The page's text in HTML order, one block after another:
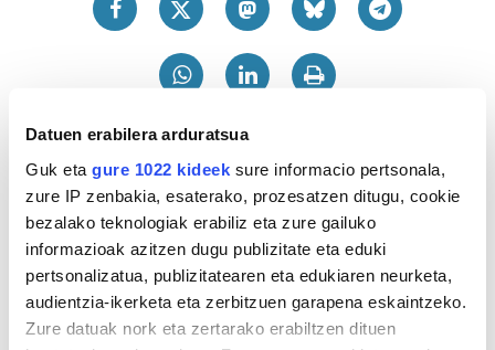
Datuen erabilera arduratsua
Guk eta gure 1022 kideek sure informacio pertsonala,
zure IP zenbakia, esaterako, prozesatzen ditugu, cookie
bezalako teknologiak erabiliz eta zure gailuko
informazioak azitzen dugu publizitate eta eduki
pertsonalizatua, publizitatearen eta edukiaren neurketa,
audientzia-ikerketa eta zerbitzuen garapena eskaintzeko.
Zure datuak nork eta zertarako erabiltzen dituen